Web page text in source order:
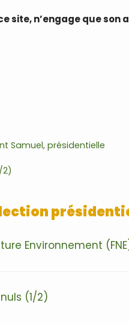
site, n’engage que son
Samuel,présidentielle
2)
Environnement
(1/2)